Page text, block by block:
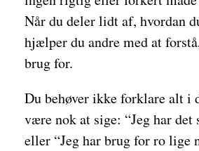
Når du deler lidt af, hvordan
hjælper du andre med at
brug for.
Du behøver ikke forklare alt i
være nok at sige: “Jeg har det
eller “Jeg har brug for ro